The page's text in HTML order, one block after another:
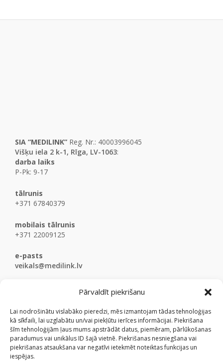
Pārvaldīt piekrišanu
Lai nodrošinātu vislabāko pieredzi, mēs izmantojam tādas tehnoloģijas
kā sīkfaili, lai uzglabātu un/vai piekļūtu ierīces informācijai. Piekrišana
šīm tehnoloģijām ļaus mums apstrādāt datus, piemēram, pārlūkošanas
paradumus vai unikālus ID šajā vietnē. Piekrišanas nesniegšana vai
piekrišanas atsaukšana var negatīvi ietekmēt noteiktas funkcijas un
iespējas.
SIA “MEDILINK” Reg. Nr.: 40003996045
Višķu iela 2 k-1, Rīga, LV-1063:
darba laiks
P-Pk: 9-17
tālrunis
+371 67840379
mobilais tālrunis
+371 22009125
e-pasts
veikals@medilink.lv